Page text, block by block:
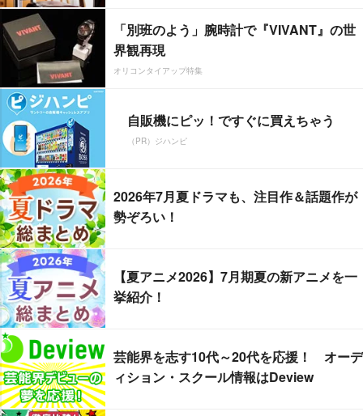
「別班のよう」腕時計で『VIVANT』の世
界観再現
オリコンタイアップ特集
自販機にピッ！ですぐに買えちゃう
（PR）ジハンピ
2026年7月夏ドラマも、注目作＆話題作が
勢ぞろい！
【夏アニメ2026】7月期夏の新アニメを一
挙紹介！
芸能界を志す10代～20代を応援！ オーデ
ィション・スクール情報はDeview